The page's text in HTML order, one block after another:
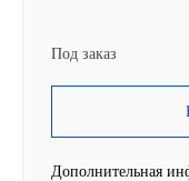
Valvoline
BP VISCO
Под заказ
Дополнительная